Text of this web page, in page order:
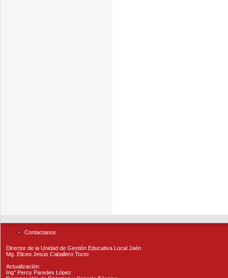
Contactanos
Director de la Unidad de Gestión Educativa Local Jaén
Mg. Eliceo Jesús Caballero Tocto
Actualización:
Ing° Percy Paredes López